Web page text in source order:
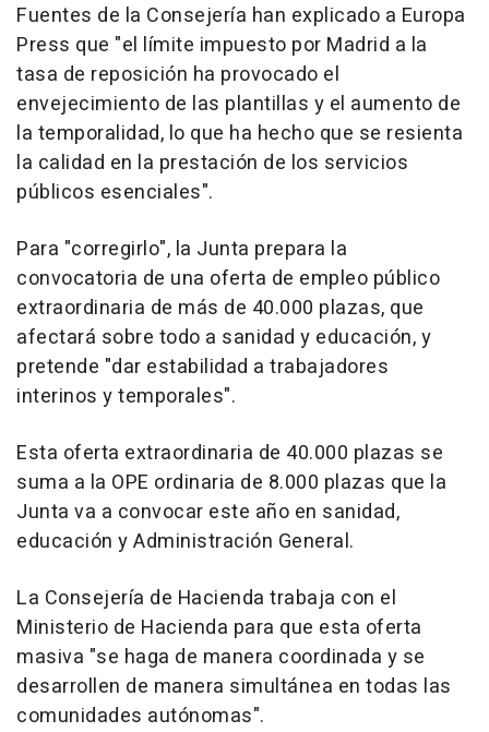
Fuentes de la Consejería han explicado a Europa
Press que "el límite impuesto por Madrid a la
tasa de reposición ha provocado el
envejecimiento de las plantillas y el aumento de
la temporalidad, lo que ha hecho que se resienta
la calidad en la prestación de los servicios
públicos esenciales".
Para "corregirlo", la Junta prepara la
convocatoria de una oferta de empleo público
extraordinaria de más de 40.000 plazas, que
afectará sobre todo a sanidad y educación, y
pretende "dar estabilidad a trabajadores
interinos y temporales".
Esta oferta extraordinaria de 40.000 plazas se
suma a la OPE ordinaria de 8.000 plazas que la
Junta va a convocar este año en sanidad,
educación y Administración General.
La Consejería de Hacienda trabaja con el
Ministerio de Hacienda para que esta oferta
masiva "se haga de manera coordinada y se
desarrollen de manera simultánea en todas las
comunidades autónomas".